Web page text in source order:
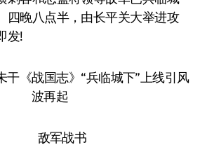
四晚八点半，由长平关大举进攻
发!
敌军战书